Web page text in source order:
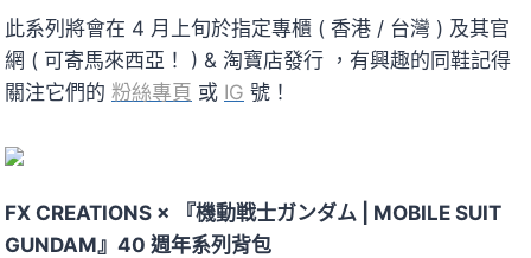
此系列將會在 4 月上旬於指定專櫃 ( 香港 / 台灣 ) 及其官
網 ( 可寄馬來西亞！ ) & 淘寶店發行 ，有興趣的同鞋記得
關注它們的 粉絲專頁 或 IG 號！
FX CREATIONS × 『機動戦士ガンダム | MOBILE SUIT
GUNDAM』40 週年系列背包